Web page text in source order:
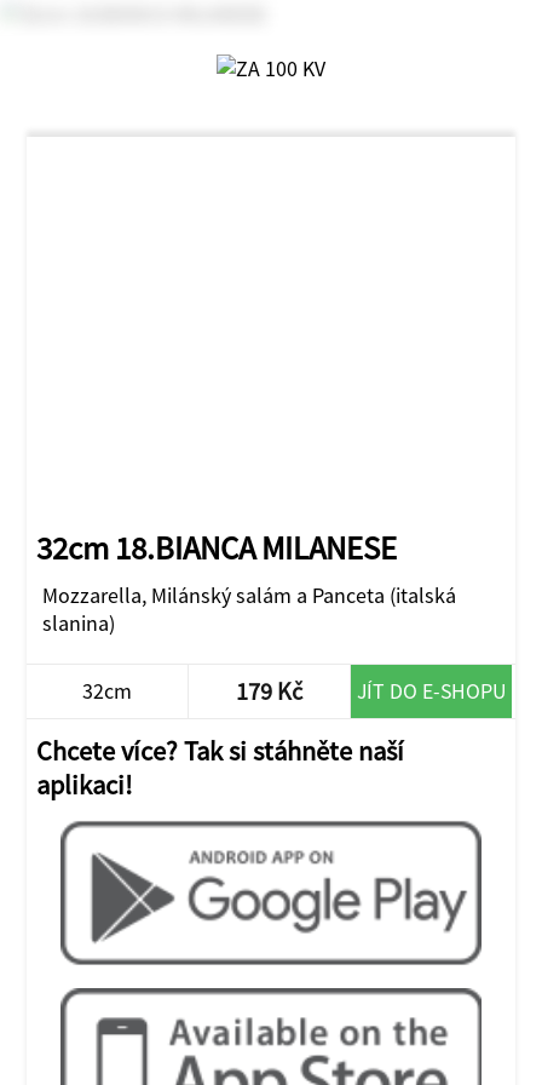
32cm 18.BIANCA MILANESE
Mozzarella, Milánský salám a Panceta (italská
slanina)
32cm 179 Kč JÍT DO E-SHOPU
Chcete více? Tak si stáhněte naší
aplikaci!